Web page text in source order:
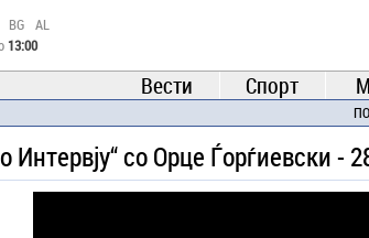
BG AL
13:00
Вести Спорт
Интервју“ со Орце Ѓорѓиевски -